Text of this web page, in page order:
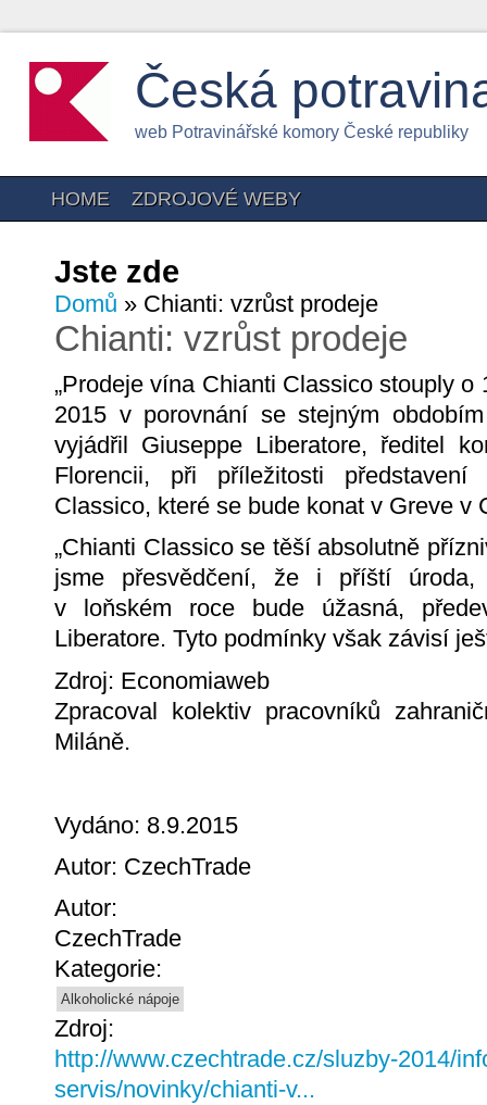
Česká
web Potravinářské komory České republiky
HOME ZDROJOVÉ WEBY
Jste zde
Domů » Chianti: vzrůst prodeje
Chianti: vzrůst prodeje
„Prodeje vína Chianti Classico stouply
2015 v porovnání se stejným
vyjádřil Giuseppe Liberatore, ředitel
Florencii, při příležitosti
Classico, které se bude konat v Greve v
„Chianti Classico se těší absolutně
jsme přesvědčení, že i příští
v loňském roce bude úžasná,
Liberatore. Tyto podmínky však závisí
Zdroj: Economiaweb
Zpracoval kolektiv pracovníků
Miláně.
Vydáno: 8.9.2015
Autor: CzechTrade
Autor:
CzechTrade
Kategorie:
Alkoholické nápoje
Zdroj:
http://www.czechtrade.cz/sluzby-2014/
servis/novinky/chianti-v...